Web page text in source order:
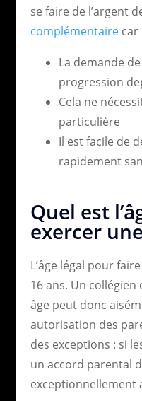
se faire de l’argent
complémentairecar
La demande
progression
Cela ne
particulière
Il est facile de
rapidement
Quel est
exercer
L’âge légal pour
16 ans. Un
âge peut donc
autorisation des
des exceptions : si
un accord parental
exceptionnellement